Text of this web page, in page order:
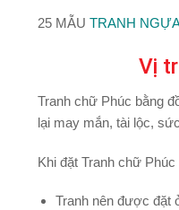
25 MẪU TRANH
Vị
Tranh chữ Phúc bằng
lại may mắn, tài lộc,
Khi đặt Tranh chữ
Tranh nên được đặt